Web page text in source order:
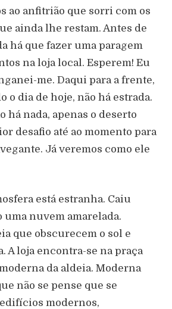
ao anfitrião que sorri com os
ainda lhe restam. Antes de
há que fazer uma paragem
na loja local. Esperem! Eu
me. Daqui para a frente,
o dia de hoje, não há estrada.
há nada, apenas o deserto
desafio até ao momento para
Já veremos como ele
está estranha. Caiu
uma nuvem amarelada.
que obscurecem o sol e
A loja encontra-se na praça
da aldeia. Moderna
não se pense que se
modernos,